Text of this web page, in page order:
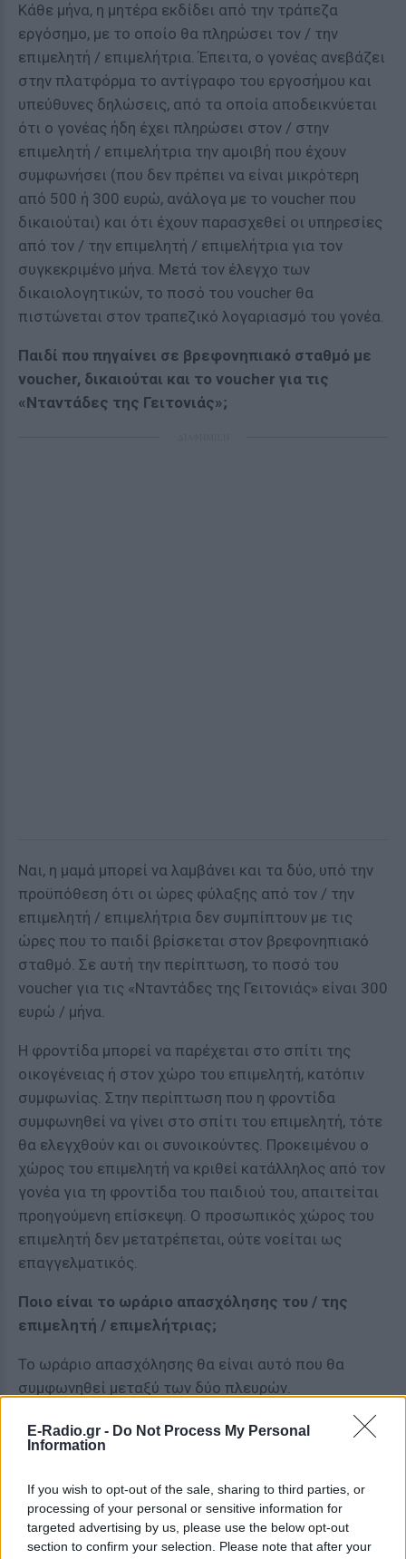
E-Radio.gr - Do Not Process My Personal
Information
If you wish to opt-out of the sale, sharing to third parties, or
processing of your personal or sensitive information for
targeted advertising by us, please use the below opt-out
section to confirm your selection. Please note that after your
Κάθε μήνα, η μητέρα εκδίδει από την τράπεζα
εργόσημο, με το οποίο θα πληρώσει τον / την
επιμελητή / επιμελήτρια. Έπειτα, ο γονέας ανεβάζει
στην πλατφόρμα το αντίγραφο του εργοσήμου και
υπεύθυνες δηλώσεις, από τα οποία αποδεικνύεται
ότι ο γονέας ήδη έχει πληρώσει στον / στην
επιμελητή / επιμελήτρια την αμοιβή που έχουν
συμφωνήσει (που δεν πρέπει να είναι μικρότερη
από 500 ή 300 ευρώ, ανάλογα με το voucher που
δικαιούται) και ότι έχουν παρασχεθεί οι υπηρεσίες
από τον / την επιμελητή / επιμελήτρια για τον
συγκεκριμένο μήνα. Μετά τον έλεγχο των
δικαιολογητικών, το ποσό του voucher θα
πιστώνεται στον τραπεζικό λογαριασμό του γονέα.
Παιδί που πηγαίνει σε βρεφονηπιακό σταθμό με
voucher, δικαιούται και το voucher για τις
«Νταντάδες της Γειτονιάς»;
Ναι, η μαμά μπορεί να λαμβάνει και τα δύο, υπό την
προϋπόθεση ότι οι ώρες φύλαξης από τον / την
επιμελητή / επιμελήτρια δεν συμπίπτουν με τις
ώρες που το παιδί βρίσκεται στον βρεφονηπιακό
σταθμό. Σε αυτή την περίπτωση, το ποσό του
voucher για τις «Νταντάδες της Γειτονιάς» είναι 300
ευρώ / μήνα.
Η φροντίδα μπορεί να παρέχεται στο σπίτι της
οικογένειας ή στον χώρο του επιμελητή, κατόπιν
συμφωνίας. Στην περίπτωση που η φροντίδα
συμφωνηθεί να γίνει στο σπίτι του επιμελητή, τότε
θα ελεγχθούν και οι συνοικούντες. Προκειμένου ο
χώρος του επιμελητή να κριθεί κατάλληλος από τον
γονέα για τη φροντίδα του παιδιού του, απαιτείται
προηγούμενη επίσκεψη. Ο προσωπικός χώρος του
επιμελητή δεν μετατρέπεται, ούτε νοείται ως
επαγγελματικός.
Ποιο είναι το ωράριο απασχόλησης του / της
επιμελητή / επιμελήτριας;
Το ωράριο απασχόλησης θα είναι αυτό που θα
συμφωνηθεί μεταξύ των δύο πλευρών.
Μπορώ να είμαι επιμελητής / επιμελήτρια του
παιδιού μου;
Όχι, δεν μπορεί να γίνει χρήση αξίας τοποθέτησης
(voucher) γονέα για να φροντίζει το παιδί του / της.
Έκτακτο επίδομα παιδιού:Από τις 24 Ιουνίου έως